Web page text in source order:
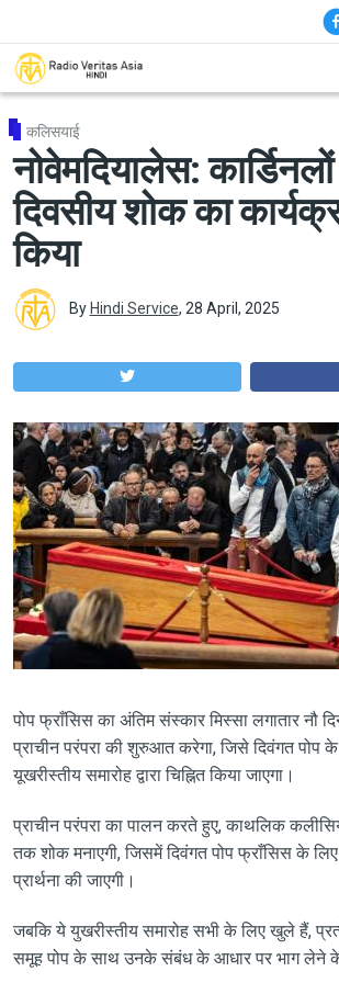
कलिसयाई
नोवेमदियालेस:
दिवसीय शोक का
किया
By Hindi Service, 28 April, 2025
पोप फ्राँसिस का अंतिम संस्कार मिस्सा लगातार नौ
प्राचीन परंपरा की शुरुआत करेगा, जिसे दिवंगत पोप
यूखरीस्तीय समारोह द्वारा चिह्नित किया जाएगा।
प्राचीन परंपरा का पालन करते हुए, काथलिक
तक शोक मनाएगी, जिसमें दिवंगत पोप फ्राँसिस के
प्रार्थना की जाएगी।
जबकि ये युखरीस्तीय समारोह सभी के लिए खुले हैं,
समूह पोप के साथ उनके संबंध के आधार पर भाग लेने के